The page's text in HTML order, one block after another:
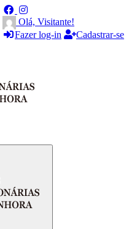
Olá, Visitante!
Fazer log-in
Cadastrar-se